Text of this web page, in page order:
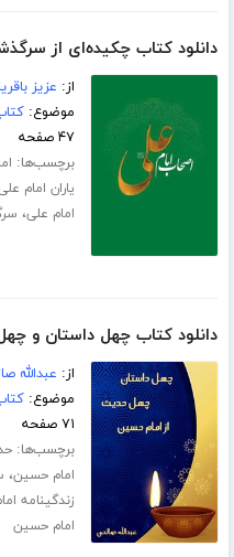
دانلود کتاب چکیده‌ای از
از: عزیز
موضوع:
۴۷ صفحه
برچسب‌ها:
یاران امام
امام علی،
دانلود کتاب چهل داستان و
از: عبدالله
موضوع:
۷۱ صفحه
برچسب‌ها:
امام حسین،
زندگینامه
امام حسین